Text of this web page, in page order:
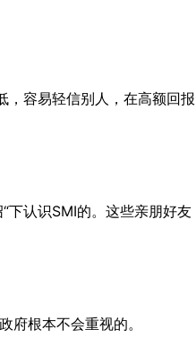
，容易轻信别人，在高额回报
下认识SMI的。这些亲朋好友
府根本不会重视的。